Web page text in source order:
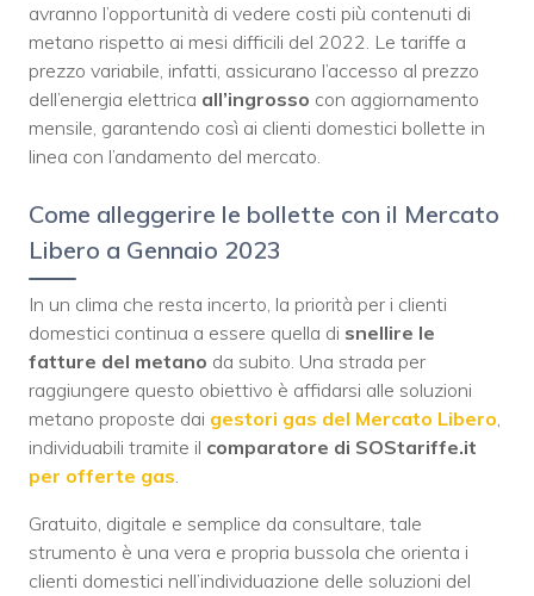
avranno l’opportunità di vedere costi più contenuti di
metano rispetto ai mesi difficili del 2022. Le tariffe a
prezzo variabile, infatti, assicurano l’accesso al prezzo
dell’energia elettrica all’ingrosso con aggiornamento
mensile, garantendo così ai clienti domestici bollette in
linea con l’andamento del mercato.
Come alleggerire le bollette con il Mercato
Libero a Gennaio 2023
In un clima che resta incerto, la priorità per i clienti
domestici continua a essere quella di snellire le
fatture del metano da subito. Una strada per
raggiungere questo obiettivo è affidarsi alle soluzioni
metano proposte dai gestori gas del Mercato Libero,
individuabili tramite il comparatore di SOStariffe.it
per offerte gas.
Gratuito, digitale e semplice da consultare, tale
strumento è una vera e propria bussola che orienta i
clienti domestici nell’individuazione delle soluzioni del